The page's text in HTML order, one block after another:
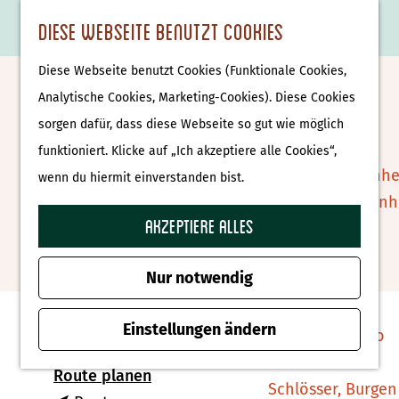
Diese Webseite benutzt Cookies
Diese Webseite benutzt Cookies (Funktionale Cookies,
Analytische Cookies, Marketing-Cookies). Diese Cookies
sorgen dafür, dass diese Webseite so gut wie möglich
funktioniert. Klicke auf „Ich akzeptiere alle Cookies“,
wenn du hiermit einverstanden bist.
Akzeptiere alles
Nur notwendig
Einstellungen ändern
G
F
v
o
r
i
t
K
r
t
e
S
c
h
e
n
e
n
ü
Attraktionen &
Museen
Museen
Tierparks
Affenpark
Burgers' Zoo
Harderwijk
Wellness
Therme Bussloo
Schlösser, Burgen
c
Palmen-Osterprozession
Denekamp
Kontakt
Nicolaasplein 5
7591 MA Denekamp
Route planenb